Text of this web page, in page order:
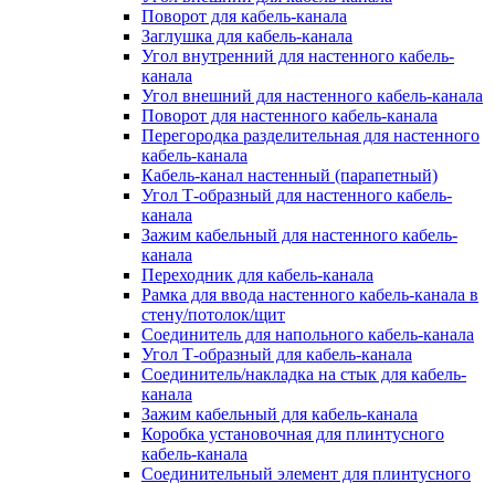
Поворот для кабель-канала
Заглушка для кабель-канала
Угол внутренний для настенного кабель-
канала
Угол внешний для настенного кабель-канала
Поворот для настенного кабель-канала
Перегородка разделительная для настенного
кабель-канала
Кабель-канал настенный (парапетный)
Угол Т-образный для настенного кабель-
канала
Зажим кабельный для настенного кабель-
канала
Переходник для кабель-канала
Рамка для ввода настенного кабель-канала в
стену/потолок/щит
Соединитель для напольного кабель-канала
Угол Т-образный для кабель-канала
Соединитель/накладка на стык для кабель-
канала
Зажим кабельный для кабель-канала
Коробка установочная для плинтусного
кабель-канала
Соединительный элемент для плинтусного